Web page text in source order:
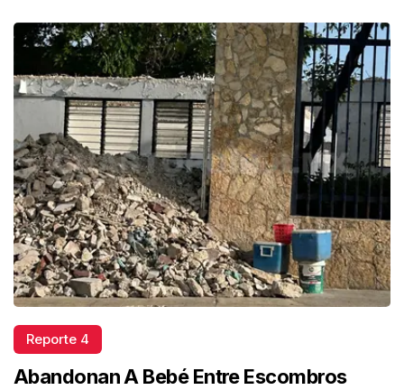
Reporte 4
Abandonan A Bebé Entre Escombros